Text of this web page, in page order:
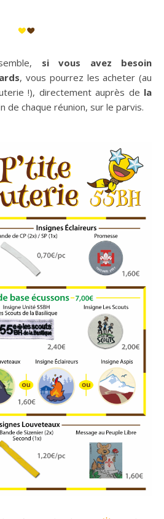
si vous avez besoin
, vous pourrez les acheter (au
!), directement auprès de la
de chaque réunion, sur le parvis.